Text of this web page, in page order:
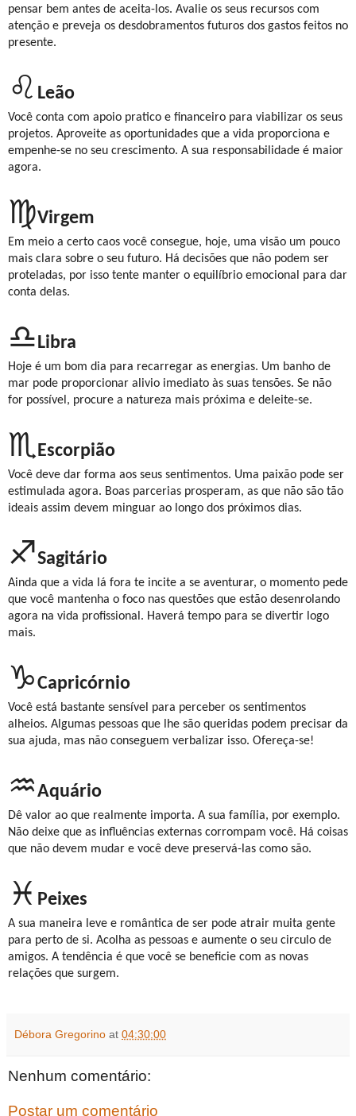
pensar bem antes de aceita-los. Avalie os seus recursos com
atenção e preveja os desdobramentos futuros dos gastos feitos no
presente.
♌ Leão
Você conta com apoio pratico e financeiro para viabilizar os seus
projetos. Aproveite as oportunidades que a vida proporciona e
empenhe-se no seu crescimento. A sua responsabilidade é maior
agora.
♍Virgem
Em meio a certo caos você consegue, hoje, uma visão um pouco
mais clara sobre o seu futuro. Há decisões que não podem ser
proteladas, por isso tente manter o equilíbrio emocional para dar
conta delas.
♎Libra
Hoje é um bom dia para recarregar as energias. Um banho de
mar pode proporcionar alivio imediato às suas tensões. Se não
for possível, procure a natureza mais próxima e deleite-se.
♏Escorpião
Você deve dar forma aos seus sentimentos. Uma paixão pode ser
estimulada agora. Boas parcerias prosperam, as que não são tão
ideais assim devem minguar ao longo dos próximos dias.
♐Sagitário
Ainda que a vida lá fora te incite a se aventurar, o momento pede
que você mantenha o foco nas questões que estão desenrolando
agora na vida profissional. Haverá tempo para se divertir logo
mais.
♑Capricórnio
Você está bastante sensível para perceber os sentimentos
alheios. Algumas pessoas que lhe são queridas podem precisar da
sua ajuda, mas não conseguem verbalizar isso. Ofereça-se!
♒Aquário
Dê valor ao que realmente importa. A sua família, por exemplo.
Não deixe que as influências externas corrompam você. Há coisas
que não devem mudar e você deve preservá-las como são.
♓ Peixes
A sua maneira leve e romântica de ser pode atrair muita gente
para perto de si. Acolha as pessoas e aumente o seu circulo de
amigos. A tendência é que você se beneficie com as novas
relações que surgem.
Débora Gregorino at 04:30:00
Nenhum comentário:
Postar um comentário